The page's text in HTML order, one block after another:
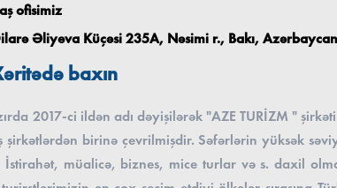
ofisimiz
Əliyeva Küçəsi 235A, Nəsimi r., Bakı,
baxın
2017-ci ildən adı dəyişilərək "AZE TURİZM "
birinə çevrilmişdir. Səfərlərin yüksək
İstirahət, müalicə, biznes, mice turlar və s. daxil